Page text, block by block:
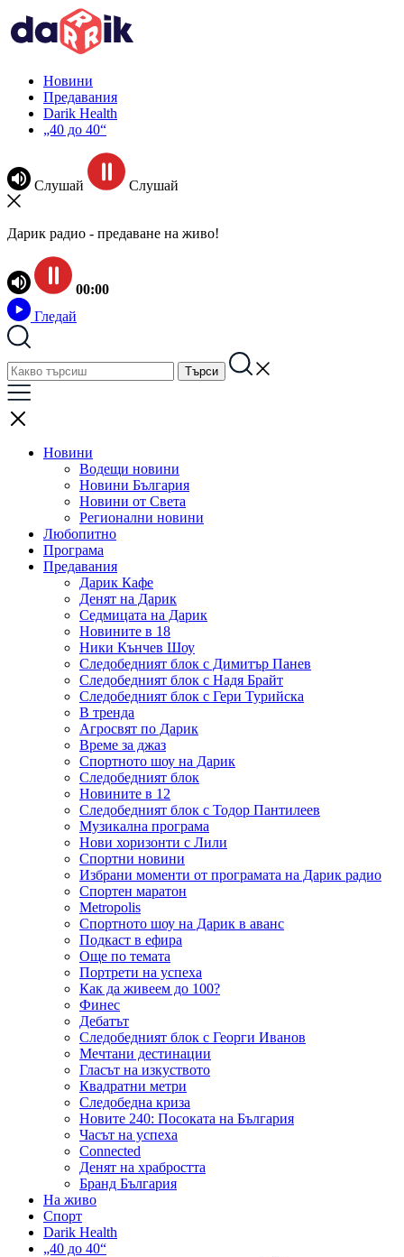
Новини
Предавания
Darik Health
„40 до 40“
Слушай Слушай
Дарик радио - предаване на живо!
00:00
Гледай
Новини
Водещи новини
Новини България
Новини от Света
Регионални новини
Любопитно
Програма
Предавания
Дарик Кафе
Денят на Дарик
Седмицата на Дарик
Новините в 18
Ники Кънчев Шоу
Следобедният блок с Димитър Панев
Следобедният блок с Надя Брайт
Следобедният блок с Гери Турийска
В тренда
Агросвят по Дарик
Време за джаз
Спортното шоу на Дарик
Следобедният блок
Новините в 12
Следобедният блок с Тодор Пантилеев
Музикална програма
Нови хоризонти с Лили
Спортни новини
Избрани моменти от програмата на Дарик радио
Спортен маратон
Metropolis
Спортното шоу на Дарик в аванс
Подкаст в ефира
Още по темата
Портрети на успеха
Как да живеем до 100?
Финес
Дебатът
Следобедният блок с Георги Иванов
Мечтани дестинации
Гласът на изкуството
Квадратни метри
Следобедна криза
Новите 240: Посоката на България
Часът на успеха
Connected
Денят на храбростта
Бранд България
На живо
Спорт
Darik Health
„40 до 40“